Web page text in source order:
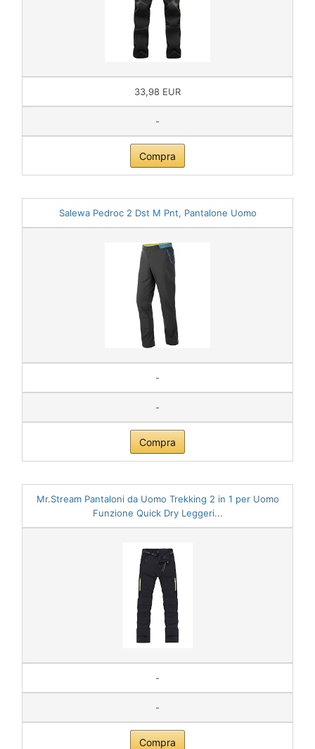
33,98 EUR
-
Compra
Salewa Pedroc 2 Dst M Pnt, Pantalone Uomo
-
-
Compra
Mr.Stream Pantaloni da Uomo Trekking 2 in 1 per Uomo
Funzione Quick Dry Leggeri...
-
-
Compra